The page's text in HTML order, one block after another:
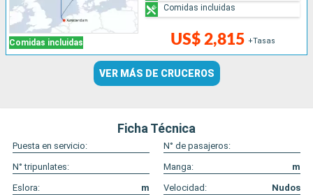
Comidas incluidas US$ 2,815 +Tasas
Comidas incluidas
VER MÁS DE CRUCEROS
Ficha Técnica
Puesta en servicio:
N° de pasajeros:
N° tripunlates:
Manga:
m
Eslora:
m Velocidad: Nudos